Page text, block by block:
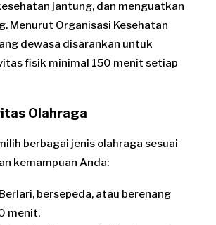
jantung, dan menguatkan
Menurut Organisasi Kesehatan
dewasa disarankan untuk
fisik minimal 150 menit setiap
Olahraga
berbagai jenis olahraga sesuai
kemampuan Anda:
bersepeda, atau berenang
menit.